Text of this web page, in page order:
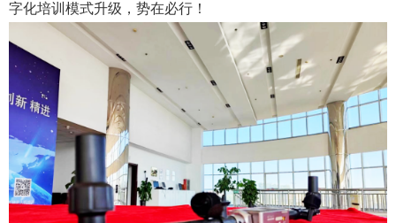
字化培训模式升级，势在必行！